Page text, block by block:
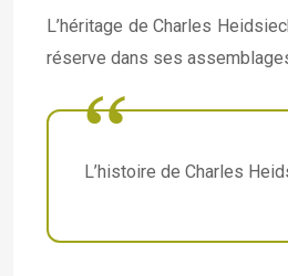
L’héritage de Charles
réserve dans ses
L’histoire de Charles